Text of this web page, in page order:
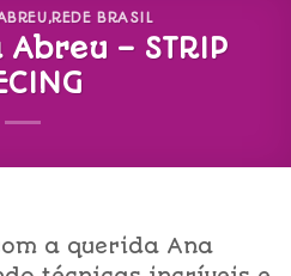
,REDE BRASIL
– STRIP
a querida Ana